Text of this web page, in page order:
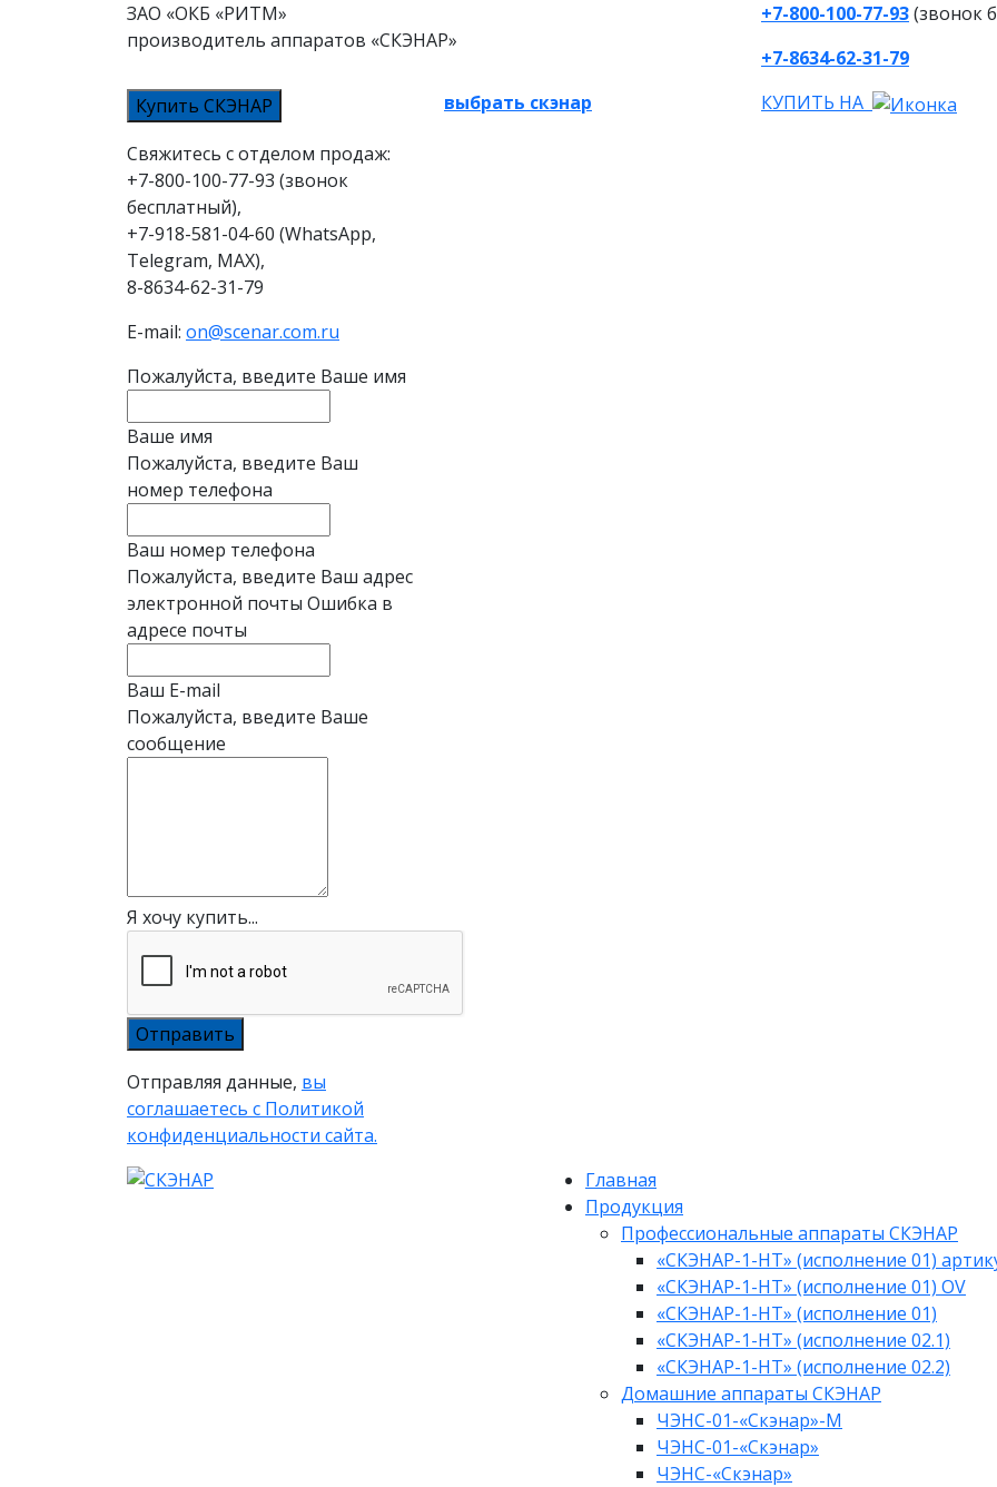
ЗАО «ОКБ «РИТМ»
производитель аппаратов «СКЭНАР»
+7-800-100-77-93(звонок
+7-8634-62-31-79
Купить СКЭНАР
Свяжитесь с отделом продаж:
+7-800-100-77-93 (звонок
бесплатный),
+7-918-581-04-60 (WhatsApp,
Telegram, MAX),
8-8634-62-31-79
E-mail: on@scenar.com.ru
Пожалуйста, введите Ваше имя
Ваше имя
Пожалуйста, введите Ваш
номер телефона
Ваш номер телефона
Пожалуйста, введите Ваш адрес
электронной почты Ошибка в
адресе почты
Ваш E-mail
Пожалуйста, введите Ваше
сообщение
Я хочу купить...
Отправляя данные, вы
соглашаетесь с Политикой
конфиденциальности сайта.
выбрать скэнар КУПИТЬ НА
Главная
Продукция
Профессиональные аппараты СКЭНАР
«СКЭНАР-1-НТ» (исполнение 01)
«СКЭНАР-1-НТ» (исполнение 01) OV
«СКЭНАР-1-НТ» (исполнение 01)
«СКЭНАР-1-НТ» (исполнение 02.1)
«СКЭНАР-1-НТ» (исполнение 02.2)
Домашние аппараты СКЭНАР
ЧЭНС-01-«Скэнар»-М
ЧЭНС-01-«Скэнар»
ЧЭНС-«Скэнар»